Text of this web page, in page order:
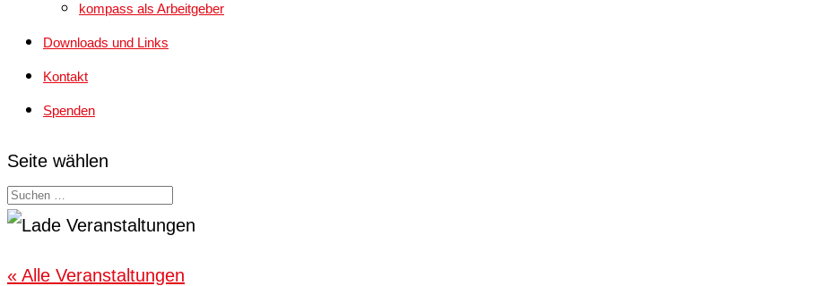
kompass als Arbeitgeber
Downloads und Links
Kontakt
Spenden
Seite wählen
« Alle Veranstaltungen